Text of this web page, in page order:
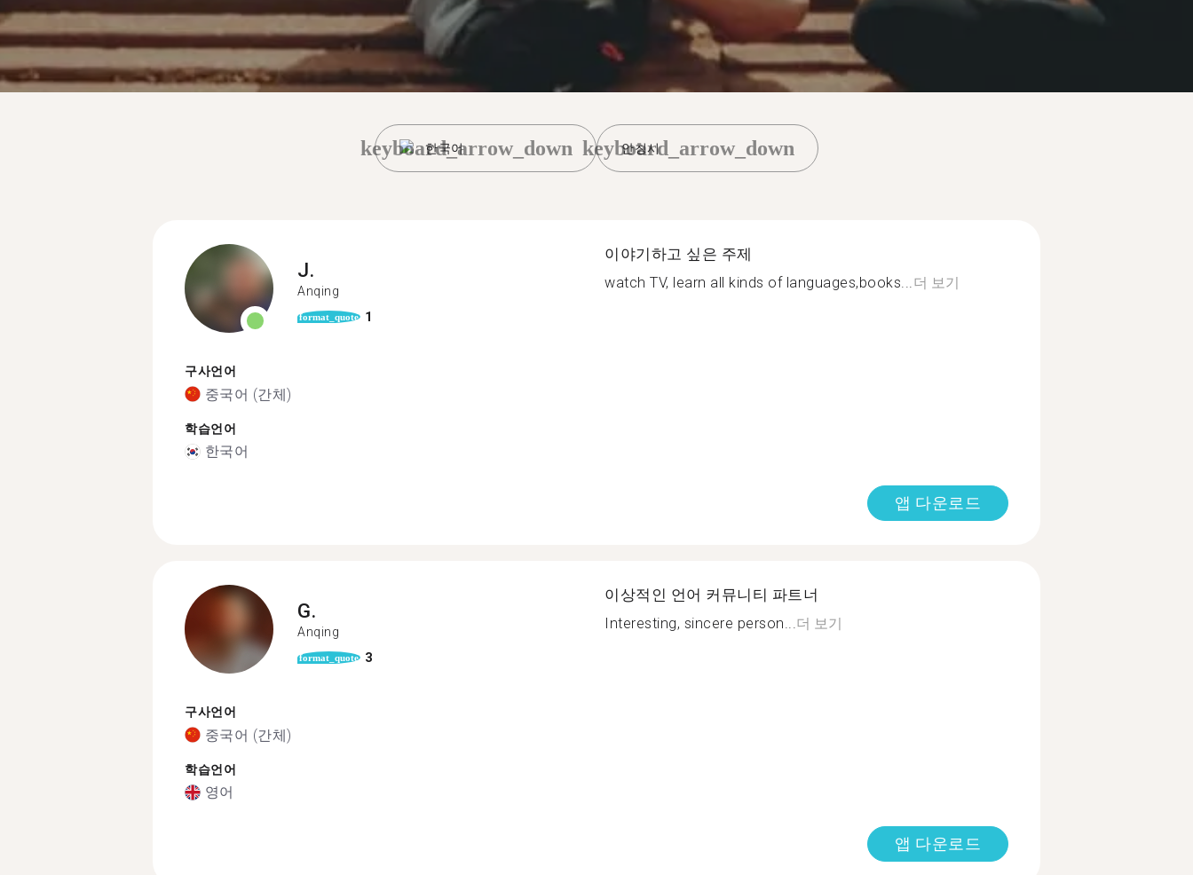
한국어
keyboard_arrow_down 안칭시
keyboard_arrow_down
J.
Anqing
format_quote 1
구사언어
중국어 (간체)
학습언어
한국어
이야기하고 싶은 주제
watch TV, learn all kinds of languages,books...더 보기
앱 다운로드
G.
Anqing
format_quote 3
구사언어
중국어 (간체)
학습언어
영어
이상적인 언어 커뮤니티 파트너
Interesting, sincere person...더 보기
앱 다운로드